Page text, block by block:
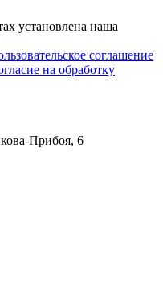
установлена наша
соглашение
на обработку
Прибоя, 6